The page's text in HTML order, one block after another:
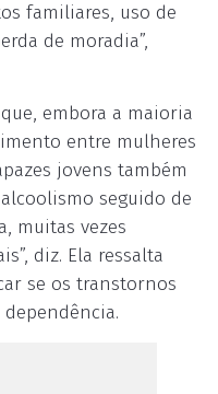
familiares, uso de
de moradia”,
embora a maioria
entre mulheres
jovens também
seguido de
muitas vezes
diz. Ela ressalta
se os transtornos